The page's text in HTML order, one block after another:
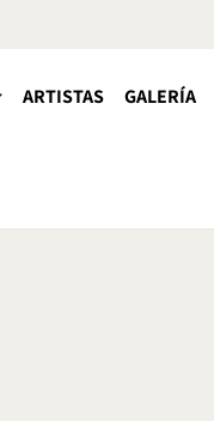
ARTISTAS GALERÍA